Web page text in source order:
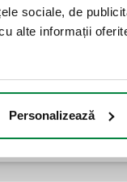
sociale, de
alte informații
Personalizează
de colectoare.
de capăt de tur.